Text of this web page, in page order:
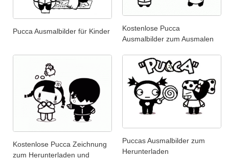
Pucca Ausmalbilder für Kinder
Kostenlose Pucca
Ausmalbilder zum Ausmalen
Kostenlose Pucca Zeichnung
zum Herunterladen und
Puccas Ausmalbilder zum
Herunterladen